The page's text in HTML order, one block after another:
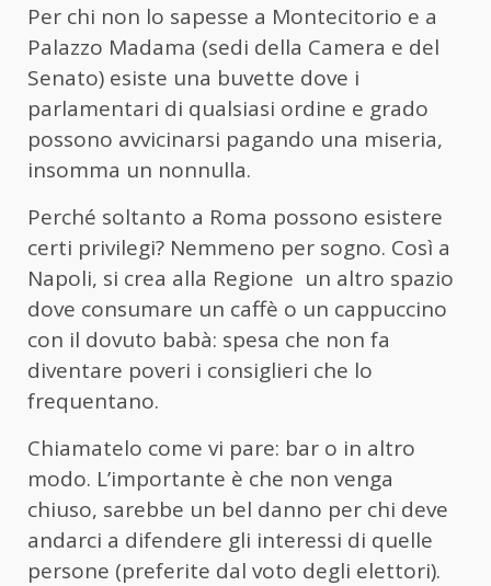
Per chi non lo sapesse a Montecitorio e a
Palazzo Madama (sedi della Camera e del
Senato) esiste una buvette dove i
parlamentari di qualsiasi ordine e grado
possono avvicinarsi pagando una miseria,
insomma un nonnulla.
Perché soltanto a Roma possono esistere
certi privilegi? Nemmeno per sogno. Così a
Napoli, si crea alla Regione un altro spazio
dove consumare un caffè o un cappuccino
con il dovuto babà: spesa che non fa
diventare poveri i consiglieri che lo
frequentano.
Chiamatelo come vi pare: bar o in altro
modo. L’importante è che non venga
chiuso, sarebbe un bel danno per chi deve
andarci a difendere gli interessi di quelle
persone (preferite dal voto degli elettori).